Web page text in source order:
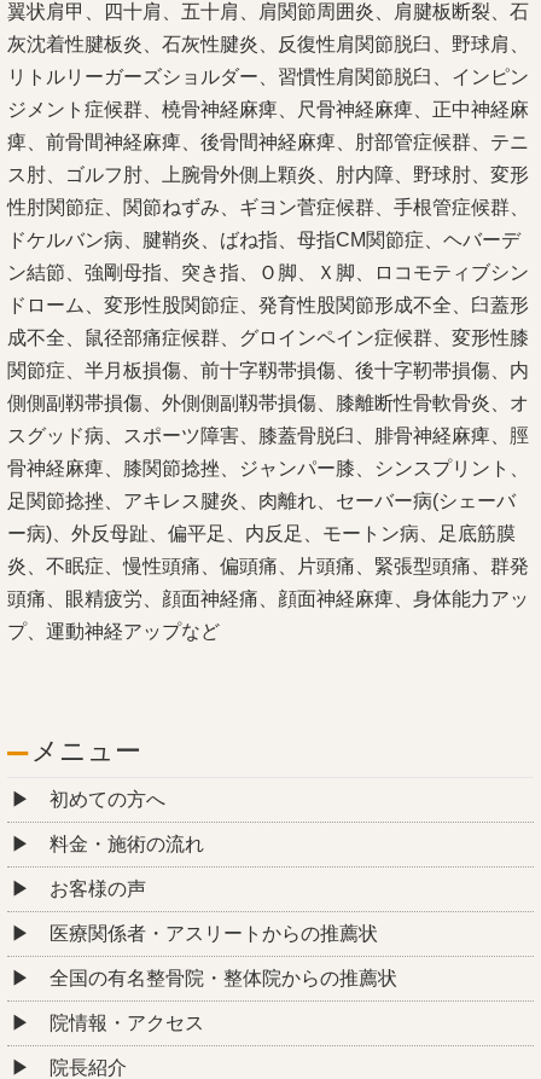
翼状肩甲
、四十肩、 五十肩、 肩関節周囲炎 肩腱板断裂、 石
灰沈着性腱板炎、石灰性腱炎
反復性肩関節脱臼、野球肩、
リトルリーガーズショルダー、習慣性肩関節脱臼、インピン
ジメント症候群、 橈骨神経麻痺、
尺骨神経麻痺、正中神経麻
痺、 前骨間神経麻痺、後骨間神経麻痺 肘部管症候群、 テニ
ス肘、ゴルフ肘、上腕骨外側上顆炎、
肘内障 野球肘、 変形
性肘関節症、関節ねずみ、ギヨン菅症候群、手根管症候群、
ドケルバン病、腱鞘炎、 ばね指、 母指CM関節症、 ヘバーデ
ン結節、 強剛母指 、突き指、Ｏ脚、Ｘ脚、ロコモティブシン
ドローム、 変形性股関節症、 発育性股関節形成不全、 臼蓋形
成不全、 鼠径部痛症候群、グロインペイン症候群、変形性膝
関節症、半月板損傷、前十字靱帯損傷、後十字靭帯損傷、内
側側副靱帯損傷、外側側副靱帯損傷、 膝離断性骨軟骨炎、 オ
スグッド病、スポーツ障害、 膝蓋骨脱臼、
腓骨神経麻痺、脛
骨神経麻痺、 膝関節捻挫、ジャンパー膝、シンスプリント、
足関節捻挫、アキレス腱炎、肉離れ、セーバー病(シェーバ
ー病)、外反母趾、偏平足、内反足、モートン病、足底筋膜
炎、不眠症、慢性頭痛、偏頭痛、片頭痛、緊張型頭痛、群発
頭痛、眼精疲労、顔面神経痛、顔面神経麻痺、身体能力アッ
プ、運動神経アップなど
メニュー
初めての方へ
料金・施術の流れ
お客様の声
医療関係者・アスリートからの推薦状
全国の有名整骨院・整体院からの推薦状
院情報・アクセス
院長紹介